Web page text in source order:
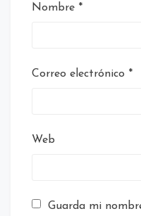
Nombre *
Correo electrónico *
Web
Guarda mi